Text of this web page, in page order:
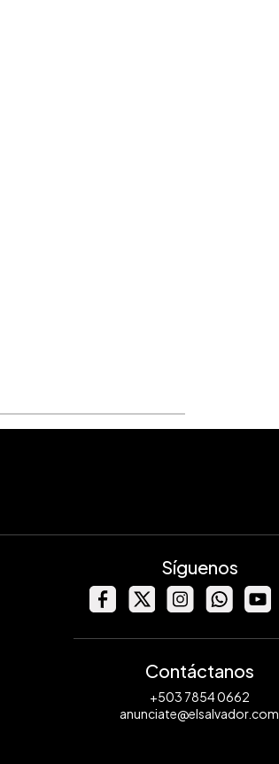
Síguenos
Contáctanos
+503 7854 0662
anunciate@elsalvador.com